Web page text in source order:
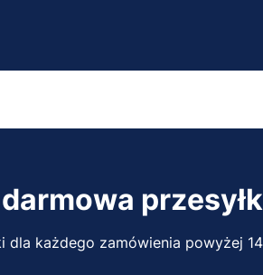
dla każdego zamówienia powyżej